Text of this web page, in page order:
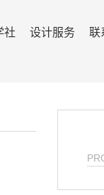
社 设计服务 联